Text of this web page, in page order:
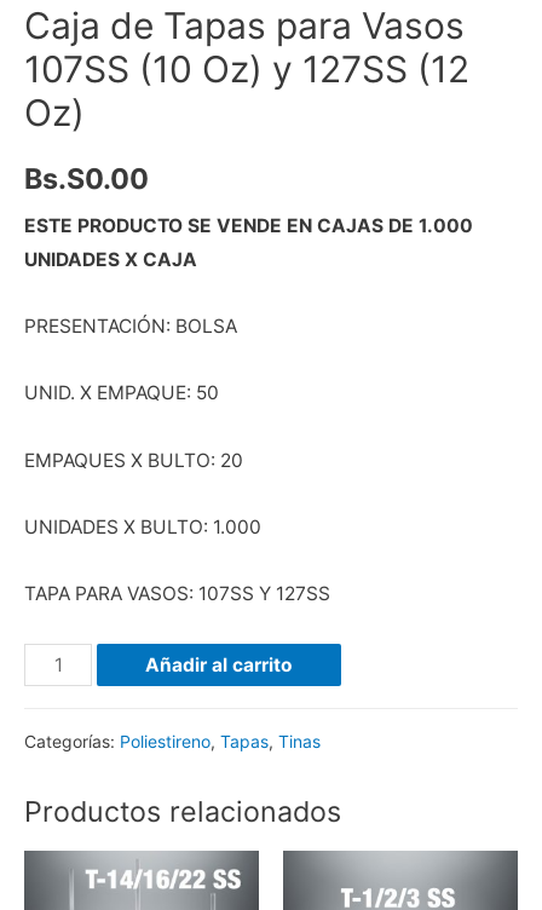
Caja de Tapas para Vasos
107SS (10 Oz) y 127SS (12
Oz)
Bs.S0.00
ESTE PRODUCTO SE VENDE EN CAJAS DE 1.000
UNIDADES X CAJA
PRESENTACIÓN: BOLSA
UNID. X EMPAQUE: 50
EMPAQUES X BULTO: 20
UNIDADES X BULTO: 1.000
TAPA PARA VASOS: 107SS Y 127SS
Añadir al carrito
Categorías: Poliestireno, Tapas, Tinas
Productos relacionados